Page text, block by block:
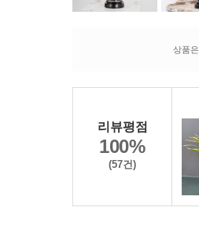
상품
리뷰평점
100%
(57건)